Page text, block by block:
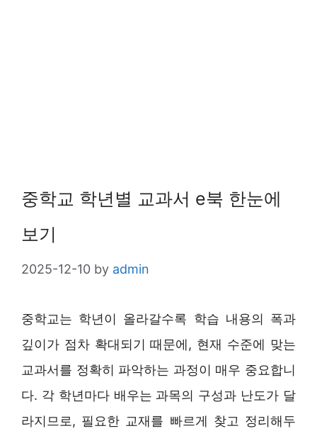
중학교 학년별 교과서 e북 한눈에
보기
2025-12-10 by admin
중학교는 학년이 올라갈수록 학습 내용의 폭과
깊이가 점차 확대되기 때문에, 현재 수준에 맞는
교과서를 정확히 파악하는 과정이 매우 중요합니
다. 각 학년마다 배우는 과목의 구성과 난도가 달
라지므로, 필요한 교재를 빠르게 찾고 정리해두